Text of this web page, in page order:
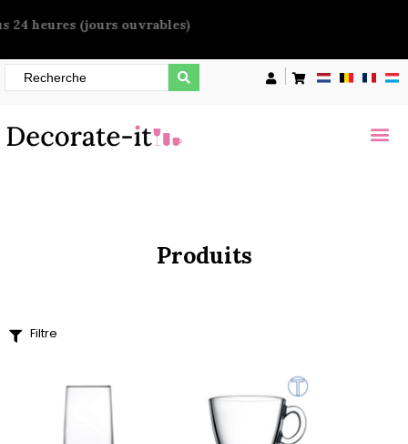
Devis sous 24 heures (jours ouvrables)
Produits
Filtre
Filter
Prix
Hauteur de l’article
100